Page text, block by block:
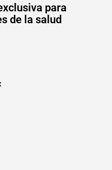
para
de la salud